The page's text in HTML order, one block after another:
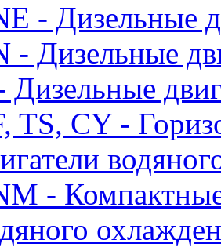
- Дизельные
- Дизельные
Дизельные
TS, CY -
-